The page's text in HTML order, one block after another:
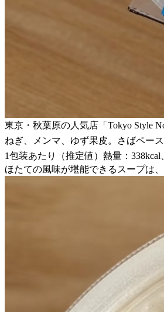
東京・秋葉原の人気店「Tokyo Style
ねぎ、メンマ、ゆず果皮。さばペー
1包装あたり（推定値）熱量：
ほたての風味が堪能できるスープは